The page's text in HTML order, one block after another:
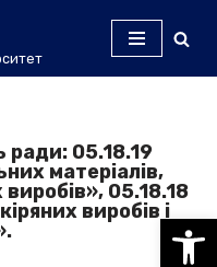
ради: 05.18.19
матеріалів,
05.18.18
виробів і